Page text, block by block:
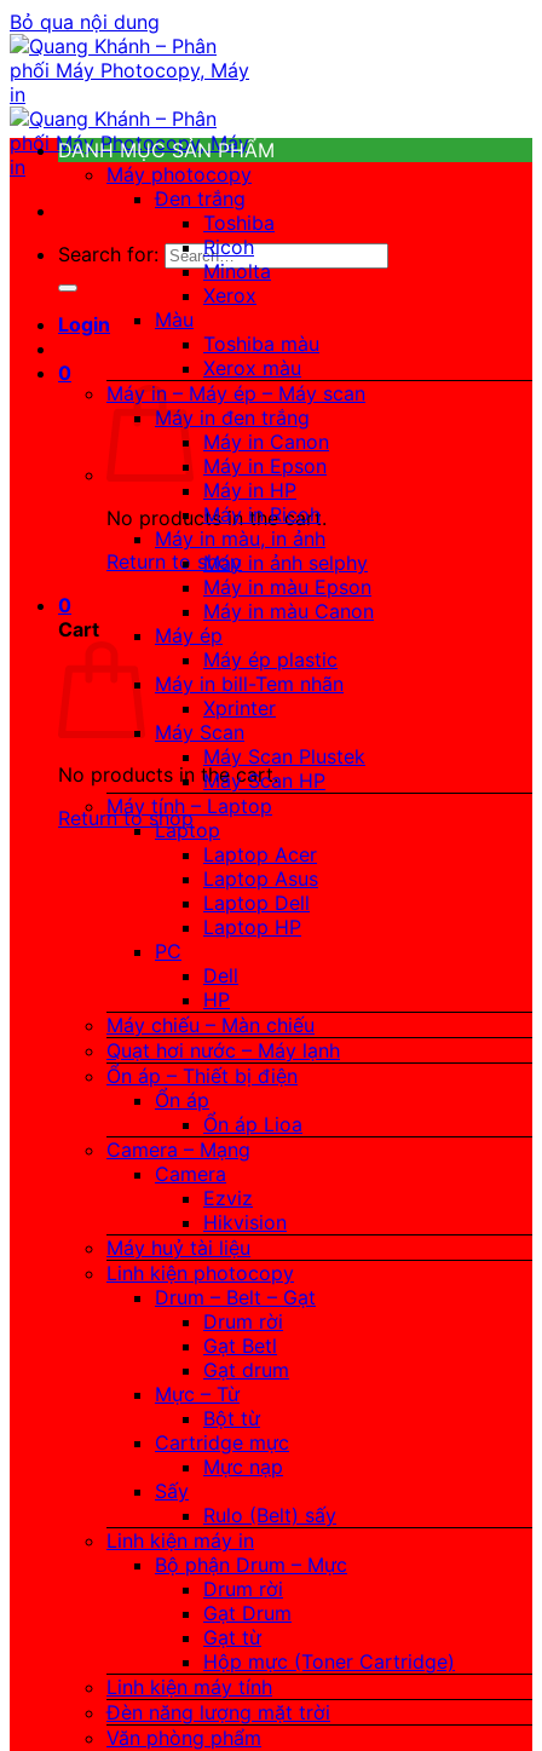
Bỏ qua nội dung
Search for:
Login
0
No products in the cart.
Return to shop
0
Cart
No products in the cart.
Return to shop
DANH MỤC SẢN PHẨM
Máy photocopy
Đen trắng
Toshiba
Ricoh
Minolta
Xerox
Màu
Toshiba màu
Xerox màu
Máy in – Máy ép – Máy scan
Máy in đen trắng
Máy in Canon
Máy in Epson
Máy in HP
Máy in Ricoh
Máy in màu, in ảnh
Máy in ảnh selphy
Máy in màu Epson
Máy in màu Canon
Máy ép
Máy ép plastic
Máy in bill-Tem nhãn
Xprinter
Máy Scan
Máy Scan Plustek
Máy Scan HP
Máy tính – Laptop
Laptop
Laptop Acer
Laptop Asus
Laptop Dell
Laptop HP
PC
Dell
HP
Máy chiếu – Màn chiếu
Quạt hơi nước – Máy lạnh
Ổn áp – Thiết bị điện
Ổn áp
Ổn áp Lioa
Camera – Mạng
Camera
Ezviz
Hikvision
Máy huỷ tài liệu
Linh kiện photocopy
Drum – Belt – Gạt
Drum rời
Gạt Betl
Gạt drum
Mực – Từ
Bột từ
Cartridge mực
Mực nạp
Sấy
Rulo (Belt) sấy
Linh kiện máy in
Bộ phận Drum – Mực
Drum rời
Gạt Drum
Gạt từ
Hộp mực (Toner Cartridge)
Linh kiện máy tính
Đèn năng lượng mặt trời
Văn phòng phẩm